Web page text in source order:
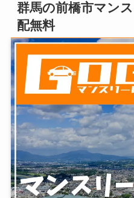
群馬の前橋市マン
配無料